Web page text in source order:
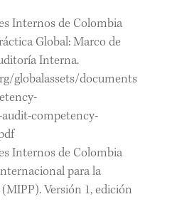
Internos de Colombia
Global: Marco de
Interna.
globalassets/documents
competency-
Internos de Colombia
para la
Versión 1, edición